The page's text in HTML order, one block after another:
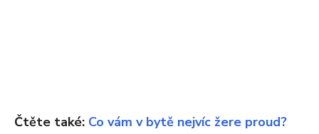
Čtěte také: Co vám v bytě nejvíc žere proud?